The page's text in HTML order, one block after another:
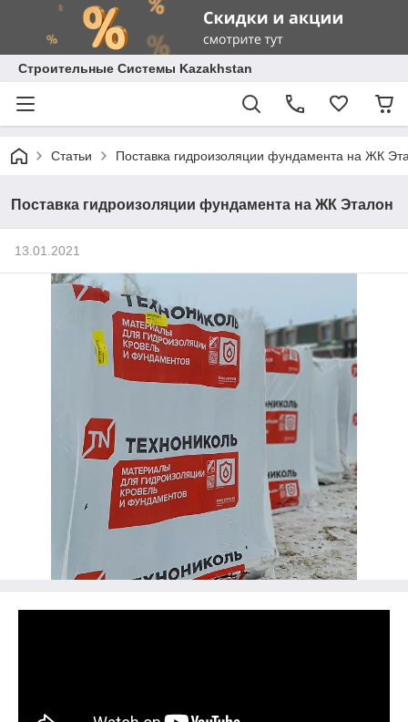
Строительные Системы Kazakhstan
Статьи Поставка гидроизоляции фундамента на ЖК
Поставка гидроизоляции фундамента на ЖК Эталон
13.01.2021